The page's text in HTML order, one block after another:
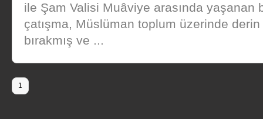
ile Şam Valisi Muâviye arasında yaşanan
çatışma, Müslüman toplum üzerinde
bırakmış ve ...
1